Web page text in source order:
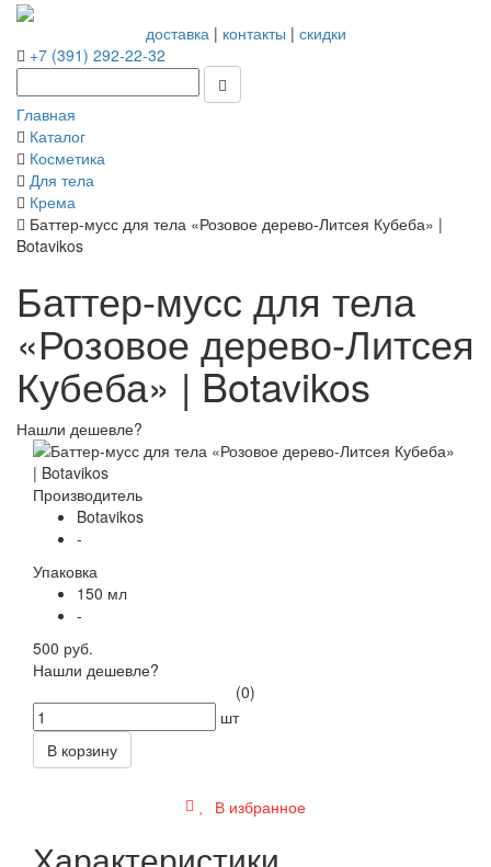
доставка| контакты | скидки
+7 (391) 292-22-32
Главная
Каталог
Косметика
Для тела
Крема
Баттер-мусс для тела «Розовое дерево-Литсея Кубеба» |
Botavikos
Баттер-мусс для тела
«Розовое дерево-Литсея
Кубеба» | Botavikos
Нашли дешевле?
Производитель
Botavikos
-
Упаковка
150 мл
-
500 руб.
Нашли дешевле?
(0)
шт
В корзину
В избранное